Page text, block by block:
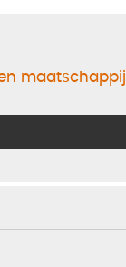
maatschappij